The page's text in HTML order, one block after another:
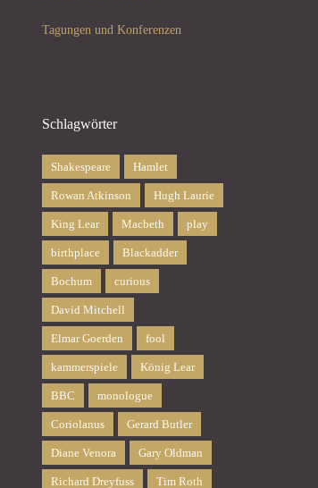
Tagungen und Konferenzen
Schlagwörter
Shakespeare Hamlet
Rowan Atkinson Hugh Laurie
King Lear Macbeth play
birthplace Blackadder
Bochum curious
David Mitchell
Elmar Goerden fool
kammerspiele König Lear
BBC monologue
Coriolanus Gerard Butler
Diane Venora Gary Oldman
Richard Dreyfuss Tim Roth